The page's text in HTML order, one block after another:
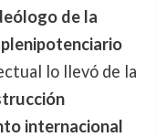
de la
lo llevó de la
internacional